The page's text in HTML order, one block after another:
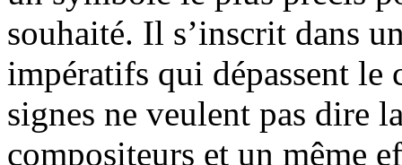
souhaité. Il s’inscrit dans
impératifs qui dépassent le
signes ne veulent pas dire
compositeurs et un même